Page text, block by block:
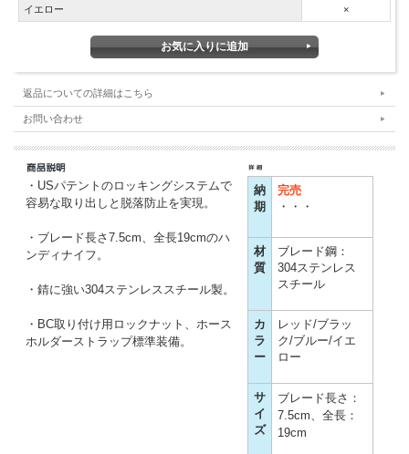
イエロー ×
返品についての詳細はこちら
お問い合わせ
・USパテントのロッキングシステムで
容易な取り出しと脱落防止を実現。
・ブレード長さ7.5cm、全長19cmのハ
ンディナイフ。
・錆に強い304ステンレススチール製。
・BC取り付け用ロックナット、ホース
ホルダーストラップ標準装備。
納
期
完売
・・・
材
質
ブレード鋼：
304ステンレス
スチール
カ
ラ
ー
レッド/ブラッ
ク/ブルー/イエ
ロー
サ
イ
ズ
ブレード長さ：
7.5cm、全長：
19cm